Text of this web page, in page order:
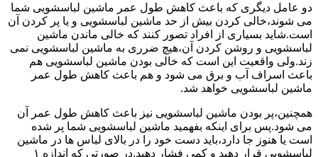
دو عامل دیگری که باعث کاهش طول عمر ماشین لباسشویی شما
می شوند،خالی کردن بیش از حد ماشین لباسشویی و یا پر کردن آن
است.شاید بسیاری از افراد تصور کنند که خالی ماندن ماشین
لباسشویی و روشن کردن آن،هیچ ضرری به ماشین لباسشویی نمی
زند.ولی واقعیت این است که خالی بودن ماشین لباسشویی هم
باعث اسراف آب و برق می شود و هم باعث کاهش طول عمر
ماشین لباسشویی خواهد شد.
همچنین،پر بودن ماشین لباسشویی نیز باعث کاهش طول عمر آن
می شود.پس برای اینکه بفهمید ماشین لباسشویی شما پر شده
است یا هنوز جا دارد،باید دست خود را در بالای لباس ها در ماشین
لباسشویی قرار دهید و کمی فشار دهید.در صورتی که اندازه ۱